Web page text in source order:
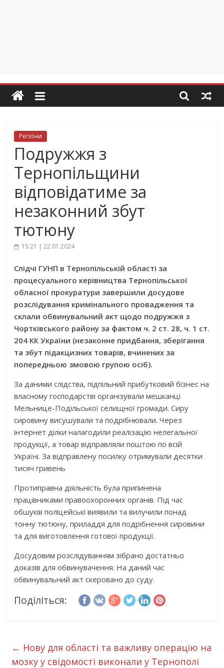
Регіони
Подружжя з
Тернопільщини
відповідатиме за
незаконний збут
тютюну
15:21 | 22.01.2024
Слідчі ГУНП в Тернопільській області за
процесуального керівництва Тернопільської
обласної прокуратури завершили досудове
розслідування кримінального провадження та
склали обвинувальний акт щодо подружжя з
Чортківського району за фактом ч. 2 ст. 28, ч. 1 ст.
204 КК України (незаконне придбання, зберігання
та збут підакцизних товарів, вчинених за
попередньою змовою групою осіб).
За даними слідства, підпільний прибутковий бізнес на
власному господарстві організували мешканці
Мельнице-Подільської селищної громади. Сиру
сировину висушували та подрібнювали. Через
інтернет ділки налагодили реалізацію нелегальної
продукції, а товар відправляли поштою по всій
Україні. За відправлену посилку отримували десятки
тисяч гривень
Протиправна діяльність була припинена
працівниками правоохоронних органів. Під час
обшуків поліцейські виявили та вилучили понад
тонну тютюну, приладдя для подрібнення сировини
та для виготовлення готової продукції.
Досудовим розслідуванням зібрано достатньо
доказів для обвинувачення. На даний час
обвинувальний акт скеровано до суду.
Поділіться:
← Нову для області та важливу операцію на
мозку у свідомості виконали у Тернополі